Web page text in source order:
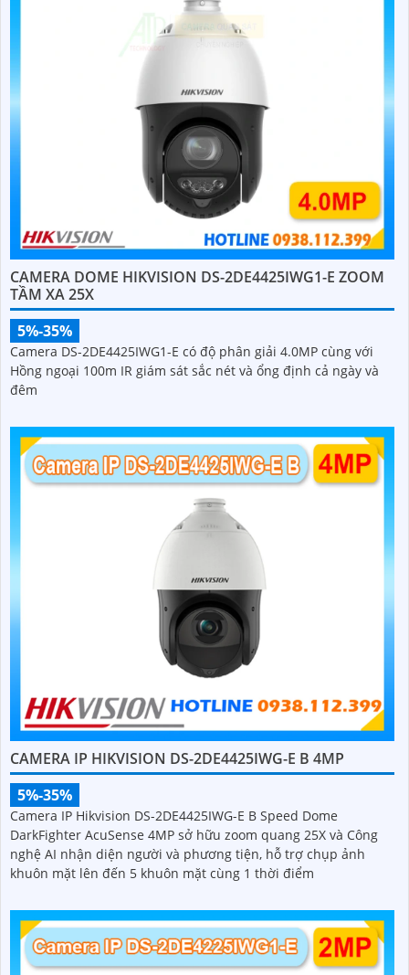
CAMERA DOME HIKVISION DS-2DE4425IWG1-E ZOOM
TẦM XA 25X
5%-35%
Camera DS-2DE4425IWG1-E có độ phân giải 4.0MP cùng với
Hồng ngoại 100m IR giám sát sắc nét và ổng định cả ngày và
đêm
CAMERA IP HIKVISION DS-2DE4425IWG-E B 4MP
5%-35%
Camera IP Hikvision DS-2DE4425IWG-E B Speed Dome
DarkFighter AcuSense 4MP sở hữu zoom quang 25X và Công
nghệ AI nhận diện người và phương tiện, hỗ trợ chụp ảnh
khuôn mặt lên đến 5 khuôn mặt cùng 1 thời điểm